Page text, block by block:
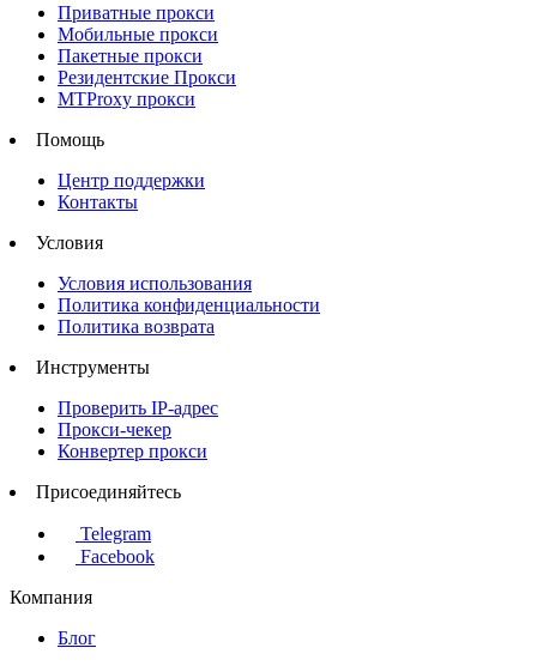
Приватные прокси
Мобильные прокси
Пакетные прокси
Резидентские Прокси
MTProxy прокси
Помощь
Центр поддержки
Контакты
Условия
Условия использования
Политика конфиденциальности
Политика возврата
Инструменты
Проверить IP-адрес
Прокси-чекер
Конвертер прокси
Присоединяйтесь
Telegram
Facebook
Компания
Блог